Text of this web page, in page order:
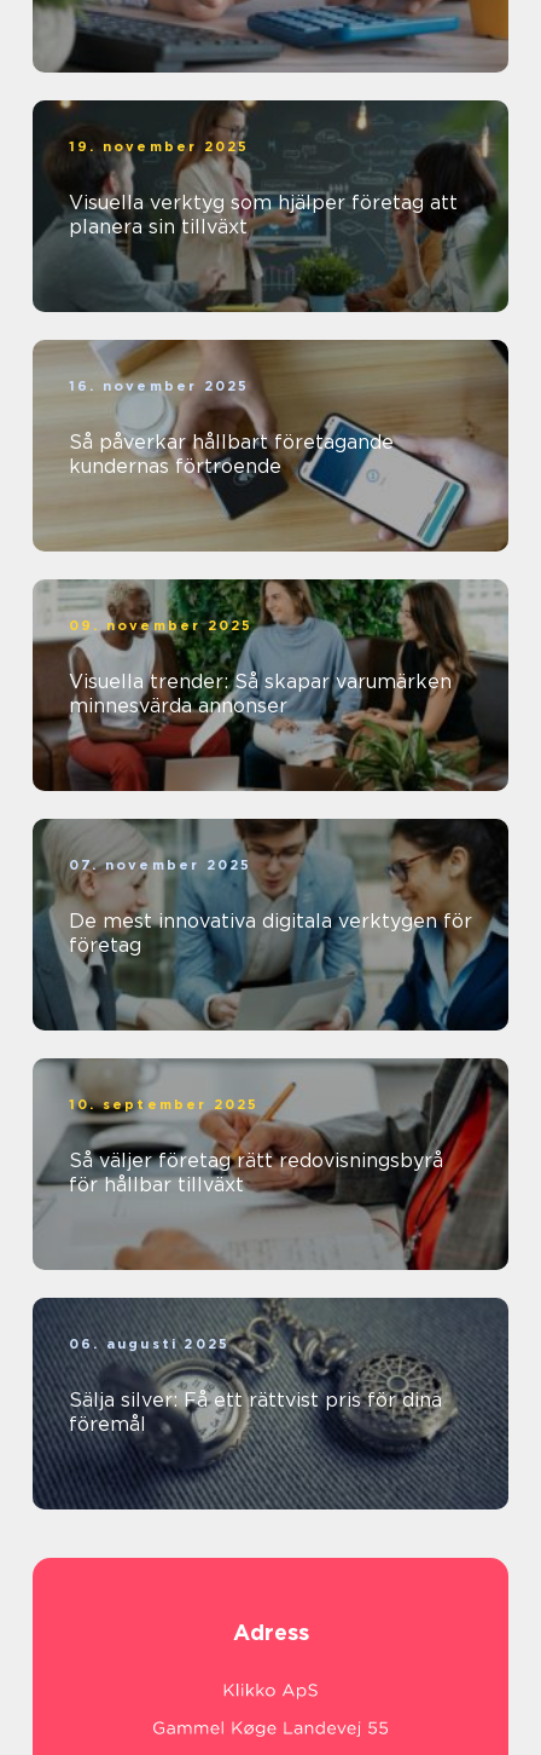
19. november 2025
Visuella verktyg som hjälper företag att
planera sin tillväxt
16. november 2025
Så påverkar hållbart företagande
kundernas förtroende
09. november 2025
Visuella trender: Så skapar varumärken
minnesvärda annonser
07. november 2025
De mest innovativa digitala verktygen för
företag
10. september 2025
Så väljer företag rätt redovisningsbyrå
för hållbar tillväxt
06. augusti 2025
Sälja silver: Få ett rättvist pris för dina
föremål
Adress